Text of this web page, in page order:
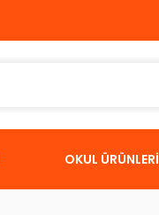
OKUL ÜRÜNLERİ